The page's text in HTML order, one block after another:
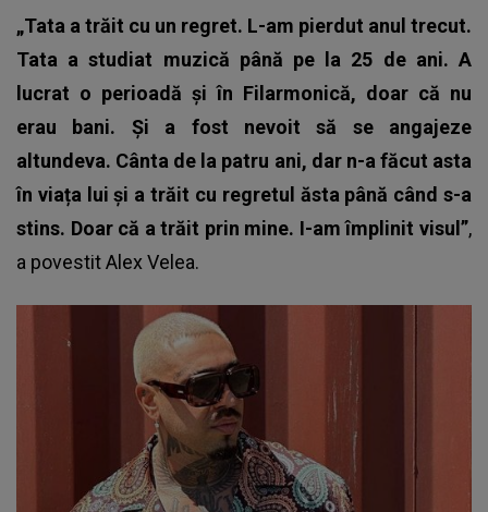
„Tata a trăit cu un regret. L-am pierdut anul trecut.
Tata a studiat muzică până pe la 25 de ani. A
lucrat o perioadă și în Filarmonică, doar că nu
erau bani. Și a fost nevoit să se angajeze
altundeva. Cânta de la patru ani, dar n-a făcut asta
în viața lui și a trăit cu regretul ăsta până când s-a
stins. Doar că a trăit prin mine. I-am împlinit visul”,
a povestitAlex Velea.